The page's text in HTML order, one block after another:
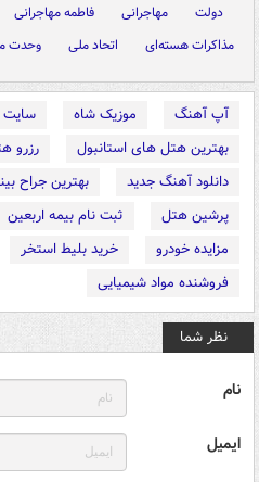
دولت مهاجرانی فاطمه مهاجرانی
مذاکرات هسته‌ای
اتحاد ملی وحدت
آپ آهنگ موزیک شاه
سایت
بهترین هتل های استانبول
رزرو
دانلود آهنگ جدید
بهترین جراح
پرشین هتل
ثبت نام بیمه اربعین
مزایده خودرو
خرید بلیط استخر
فروشنده مواد شیمیایی
نظر شما
نام
ایمیل